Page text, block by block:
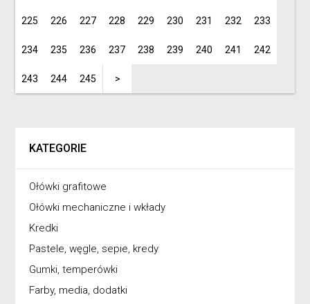
225 226 227 228 229 230 231 232 233
234 235 236 237 238 239 240 241 242
243 244 245 >
KATEGORIE
Ołówki grafitowe
Ołówki mechaniczne i wkłady
Kredki
Pastele, węgle, sepie, kredy
Gumki, temperówki
Farby, media, dodatki